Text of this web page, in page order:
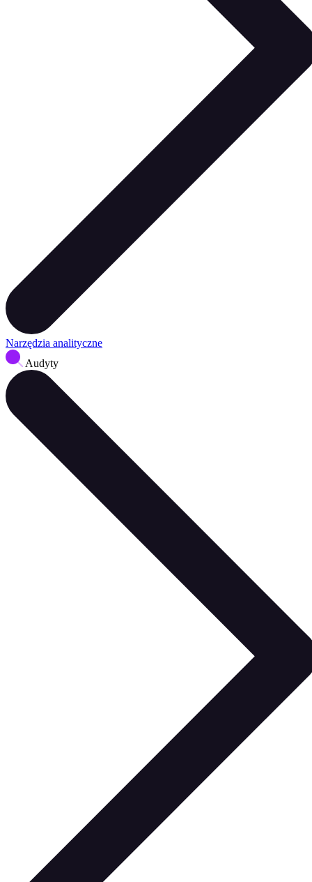
Narzędzia analityczne
Audyty